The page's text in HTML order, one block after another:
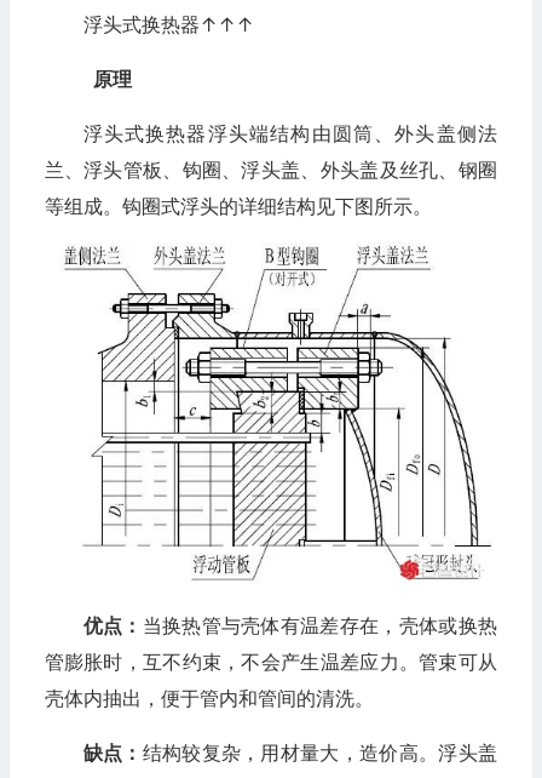
浮头式换热器↑↑↑
原理
浮头式换热器浮头端结构由圆筒、外头盖侧法
兰、浮头管板、钩圈、浮头盖、外头盖及丝孔、钢圈
等组成。钩圈式浮头的详细结构见下图所示。
优点： 当换热管与壳体有温差存在，壳体或换热
管膨胀时，互不约束，不会产生温差应力。管束可从
壳体内抽出，便于管内和管间的清洗。
缺点： 结构较复杂，用材量大，造价高。浮头盖